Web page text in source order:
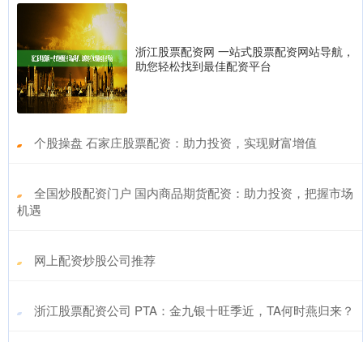
浙江股票配资网 一站式股票配资网站导航，
助您轻松找到最佳配资平台
​个股操盘 石家庄股票配资：助力投资，实现财富增值
​全国炒股配资门户 国内商品期货配资：助力投资，把握市场
机遇
​网上配资炒股公司推荐
​浙江股票配资公司 PTA：金九银十旺季近，TA何时燕归来？